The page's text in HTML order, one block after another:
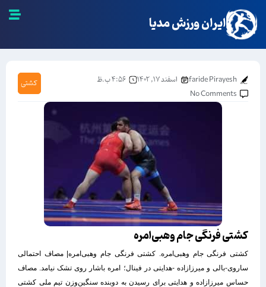
ایران ورزش مدیا
faride Pirayesh اسفند ۱۷, ۱۴۰۲
۴:۵۶ ب.ظ
No Comments
کشتی
کشتی فرنگی جام وهبی‌امره
کشتی فرنگی جام وهبی‌امره. کشتی فرنگی جام وهبی‌امره| مصاف احتمالی
ساروی-بالی و میرزازاده -هدایتی در فینال؛ امره باشار روی تشک نیامد. مصاف
حساس میرزازاده و هدایتی برای رسیدن به دوبنده سنگین‌وزن تیم ملی کشتی